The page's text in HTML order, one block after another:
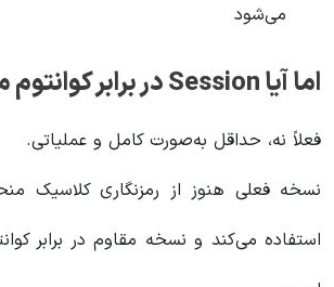
می‌شود
اما آیا Session در برابر کوانتوم مقاوم است؟
فعلاً نه، حداقل به‌صورت کامل و عملیاتی.
استفاده می‌کند و نسخه مقاوم در برابر